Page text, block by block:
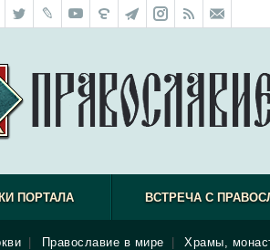
ПОРТАЛА ВСТРЕЧА С
Православие в мире Храмы,